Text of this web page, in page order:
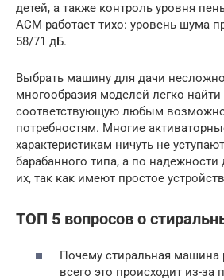
детей, а также контроль уровня
АСМ работает тихо: уровень шума
58/71 дБ.
Выбрать машину для дачи
многообразия моделей легко найти
соответствующую любым
потребностям. Многие
характеристикам ничуть не
барабанного типа, а по надежности
их, так как имеют простое
ТОП 5 вопросов о
Почему стиральная
всего это происходит из-за